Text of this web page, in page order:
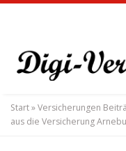
main
content
Start»Versicherungen
aus die Versicherung